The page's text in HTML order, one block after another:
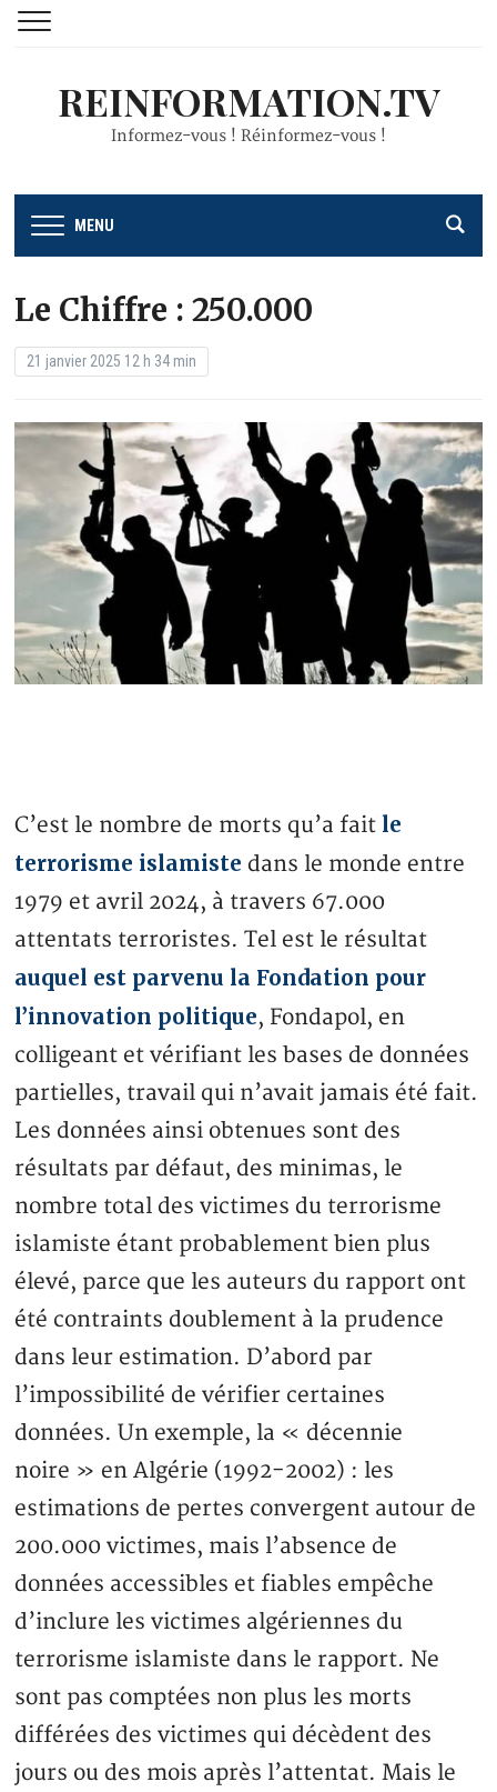
REINFORMATION.TV
Informez-vous ! Réinformez-vous !
MENU
Le Chiffre : 250.000
21 janvier 2025 12 h 34 min
C’est le nombre de morts qu’a fait le
terrorisme islamiste dans le monde entre
1979 et avril 2024, à travers 67.000
attentats terroristes. Tel est le résultat
auquel est parvenu la Fondation pour
l’innovation politique, Fondapol, en
colligeant et vérifiant les bases de données
partielles, travail qui n’avait jamais été fait.
Les données ainsi obtenues sont des
résultats par défaut, des minimas, le
nombre total des victimes du terrorisme
islamiste étant probablement bien plus
élevé, parce que les auteurs du rapport ont
été contraints doublement à la prudence
dans leur estimation. D’abord par
l’impossibilité de vérifier certaines
données. Un exemple, la « décennie
noire » en Algérie (1992-2002) : les
estimations de pertes convergent autour de
200.000 victimes, mais l’absence de
données accessibles et fiables empêche
d’inclure les victimes algériennes du
terrorisme islamiste dans le rapport. Ne
sont pas comptées non plus les morts
différées des victimes qui décèdent des
jours ou des mois après l’attentat. Mais le